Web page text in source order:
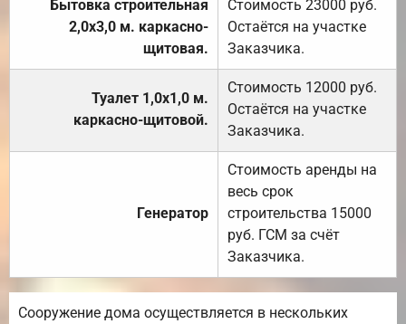
Бытовка строительная
2,0х3,0 м. каркасно-
щитовая.
Стоимость 23000 руб.
Остаётся на участке
Заказчика.
Туалет 1,0х1,0 м.
каркасно-щитовой.
Стоимость 12000 руб.
Остаётся на участке
Заказчика.
Генератор
Стоимость аренды на
весь срок
строительства 15000
руб. ГСМ за счёт
Заказчика.
Сооружение дома осуществляется в нескольких